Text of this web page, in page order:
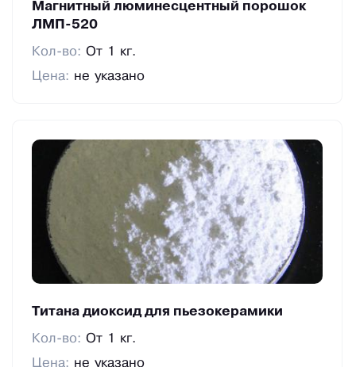
Магнитный люминесцентный порошок
ЛМП-520
Кол-во:От 1 кг.
Цена: не указано
Титана диоксид для пьезокерамики
Кол-во:От 1 кг.
Цена: не указано